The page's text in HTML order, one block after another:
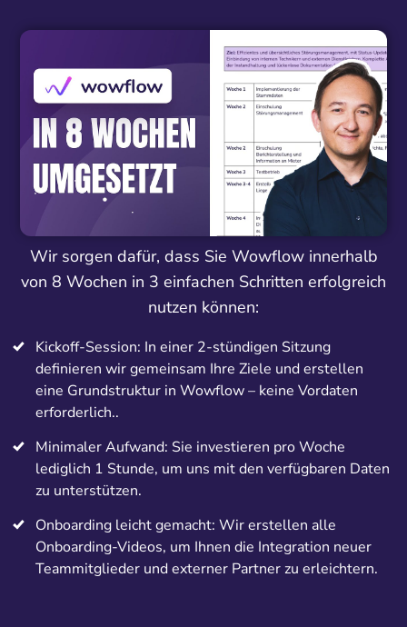
Wir sorgen dafür, dass Sie Wowflow innerhalb
von 8 Wochen in 3 einfachen Schritten erfolgreich
nutzen können:
Kickoff-Session: In einer 2-stündigen Sitzung
definieren wir gemeinsam Ihre Ziele und erstellen
eine Grundstruktur in Wowflow – keine Vordaten
erforderlich..
Minimaler Aufwand: Sie investieren pro Woche
lediglich 1 Stunde, um uns mit den verfügbaren Daten
zu unterstützen.
Onboarding leicht gemacht: Wir erstellen alle
Onboarding-Videos, um Ihnen die Integration neuer
Teammitglieder und externer Partner zu erleichtern.